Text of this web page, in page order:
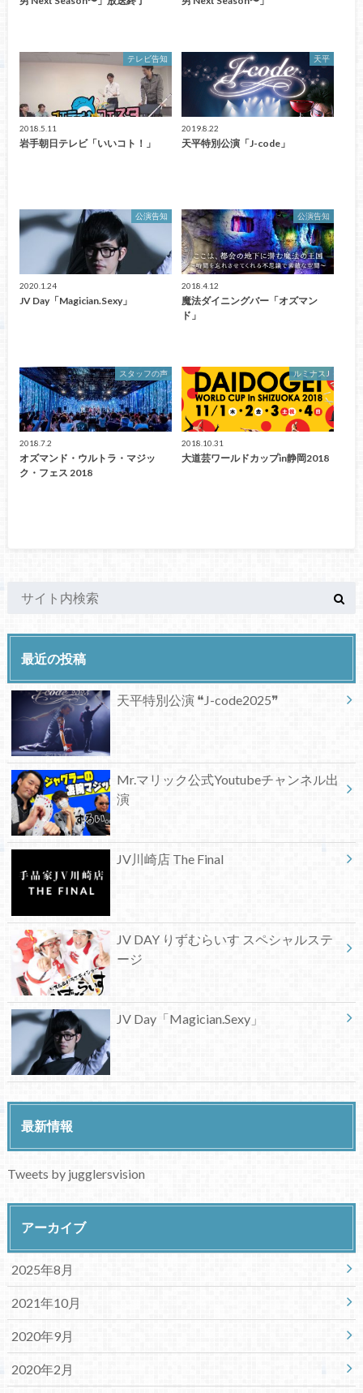
テレビ告知
2018.5.11
岩手朝日テレビ「いいコト！」
天平
2019.8.22
天平特別公演「J-code」
公演告知
2020.1.24
JV Day「Magician.Sexy」
公演告知
2018.4.12
魔法ダイニングバー「オズマン
ド」
スタッフの声
2018.7.2
オズマンド・ウルトラ・マジッ
ク・フェス 2018
ルミナスJ
2018.10.31
大道芸ワールドカップin静岡2018
最近の投稿
天平特別公演 ❝J-code2025❞
Mr.マリック公式Youtubeチャンネル出
演
JV川崎店 The Final
JV DAY りずむらいす スペシャルステ
ージ
JV Day「Magician.Sexy」
最新情報
Tweets by jugglersvision
アーカイブ
2025年8月
2021年10月
2020年9月
2020年2月